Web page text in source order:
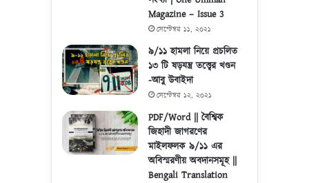
Magazine – Issue 3
সেপ্টেম্বর ১১, ২০২১
৯/১১ হামলা নিয়ে প্রচলিত
১৩ টি ষড়যন্ত্র তত্ত্বের খণ্ডন
-আবু উবাইদা
সেপ্টেম্বর ১২, ২০২১
PDF/Word || বৈশ্বিক
জিহাদী জাগরণের
মাইলফলক ৯/১১ এর
অবিস্মরণীয় অবদানসমূহ ||
Bengali Translation